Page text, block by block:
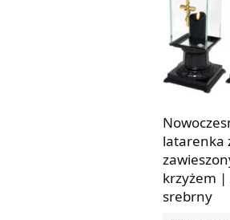
latarenka
krzyżem |
srebrny